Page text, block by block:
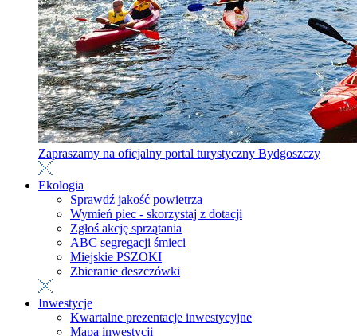
Zapraszamy na oficjalny portal turystyczny Bydgoszczy
Ekologia
Sprawdź jakość powietrza
Wymień piec - skorzystaj z dotacji
Zgłoś akcję sprzątania
ABC segregacji śmieci
Miejskie PSZOKI
Zbieranie deszczówki
Inwestycje
Kwartalne prezentacje inwestycyjne
Mapa inwestycji